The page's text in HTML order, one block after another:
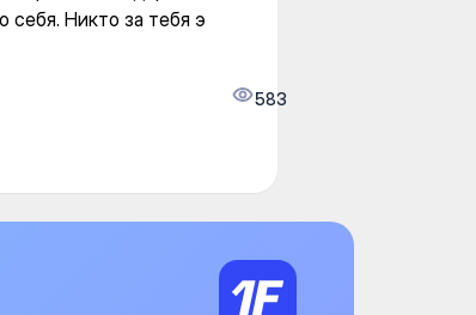
себя. Никто за тебя э
583